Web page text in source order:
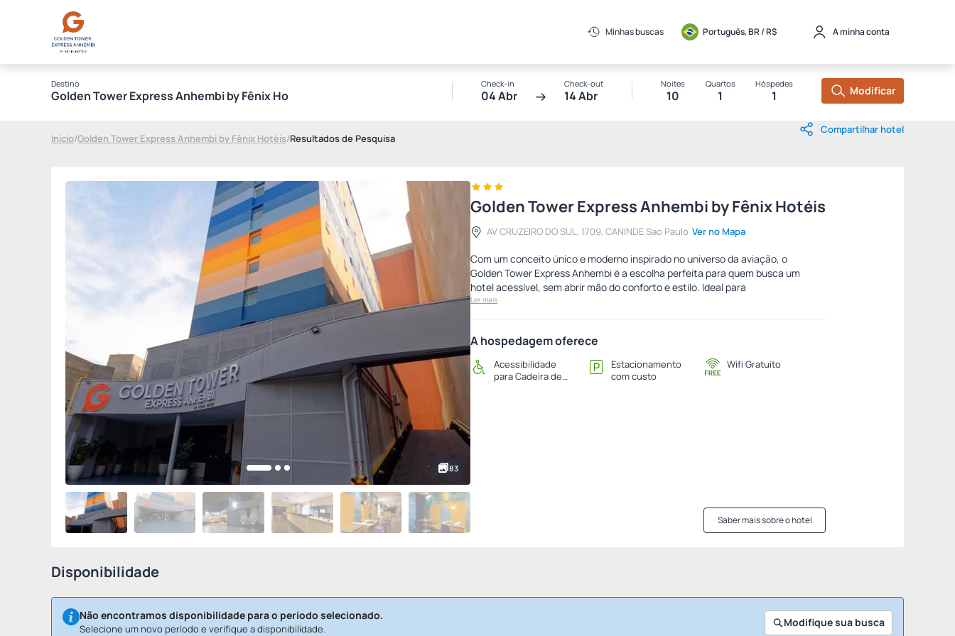
Minhas buscas Português, BR / R$ A minha conta
Destino
Golden Tower Express Anhembi by Fênix Hotéis
Check-in
04 Abr
Check-out
14 Abr
Noites
10
Quartos
1
Hóspedes
1 Modificar
Início/Golden Tower Express Anhembi by Fênix Hotéis/Resultados de Pesquisa
Compartilhar hotel
83
Golden Tower Express Anhembi by Fênix Hotéis
AV CRUZEIRO DO SUL, 1709, CANINDE Sao Paulo Ver no Mapa
Com um conceito único e moderno inspirado no universo da aviação, o
Golden Tower Express Anhembi é a escolha perfeita para quem busca um
hotel acessível, sem abrir mão do conforto e estilo. Ideal para
Ler mais
A hospedagem oferece
Acessibilidade
para Cadeira de
Estacionamento
com custo
Wifi Gratuito
Saber mais sobre o hotel
Disponibilidade
Não encontramos disponibilidade para o período selecionado.
Selecione um novo período e verifique a disponibilidade. Modifique sua busca